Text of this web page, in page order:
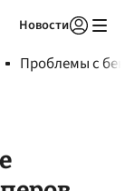
Новости
Проблемы с